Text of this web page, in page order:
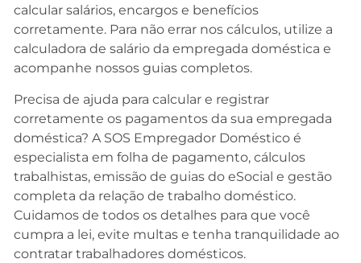
calcular salários, encargos e benefícios
corretamente. Para não errar nos cálculos, utilize a
calculadora de salário da empregada doméstica e
acompanhe nossos guias completos.
Precisa de ajuda para calcular e registrar
corretamente os pagamentos da sua empregada
doméstica? A SOS Empregador Doméstico é
especialista em folha de pagamento, cálculos
trabalhistas, emissão de guias do eSocial e gestão
completa da relação de trabalho doméstico.
Cuidamos de todos os detalhes para que você
cumpra a lei, evite multas e tenha tranquilidade ao
contratar trabalhadores domésticos.